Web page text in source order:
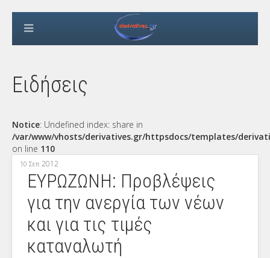
Ειδήσεις
Notice: Undefined index: share in
/var/www/vhosts/derivatives.gr/httpsdocs/templates/
on line 110
10 Σεπ 2012
ΕΥΡΩΖΩΝΗ: Προβλέψεις
για την ανεργία των νέων
και για τις τιμές
καταναλωτή